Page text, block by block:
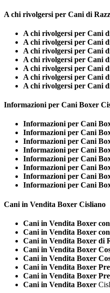
A chi rivolgersi per Cani di
A chi rivolgersi per Cani
A chi rivolgersi per Cani
A chi rivolgersi per Cani
A chi rivolgersi per Cani
A chi rivolgersi per Cani
A chi rivolgersi per Cani
A chi rivolgersi per Cani
Informazioni per Cani Boxer
Informazioni per Cani
Informazioni per Cani
Informazioni per Cani
Informazioni per Cani
Informazioni per Cani
Informazioni per Cani
Informazioni per Cani
Informazioni per Cani
Cani in Vendita Boxer Cisliano
Cani in Vendita Boxer
Cani in Vendita Boxer
Cani in Vendita Boxer di
Cani in Vendita Boxer
Cani in Vendita Boxer
Cani in Vendita Boxer
Cani in Vendita Boxer
Cani in Vendita Boxer